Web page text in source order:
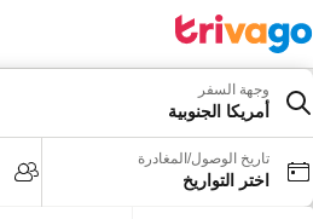
وجهة السفر
أمريكا الجنوبية
تاريخ الوصول/المغادرة
اختر التواريخ